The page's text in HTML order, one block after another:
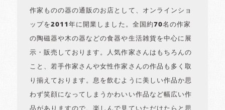
作家ものの器の通販のお店として、オンラインショ
ップを2011年に開業しました。全国約70名の作家
の陶磁器や木の器などの食器や生活雑貨を中心に展
示・販売しております。人気作家さんはもちろんの
こと、若手作家さんや女性作家さんの作品も多く取
り揃えております。息を飲むように美しい作品か思
わず笑顔になってしまうかわいい作品など幅広い作